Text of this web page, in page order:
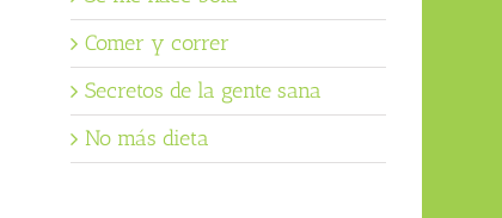
Comer y correr
Secretos de la gente sana
No más dieta